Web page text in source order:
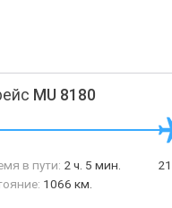
MU 8180
в пути: 2 ч. 5 мин.
1066 км.